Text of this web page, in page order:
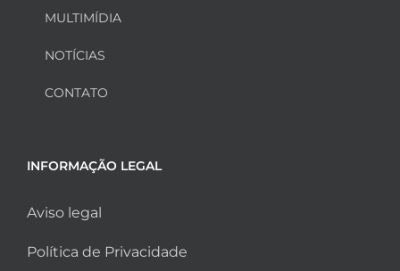
MULTIMÍDIA
NOTÍCIAS
CONTATO
INFORMAÇÃO LEGAL
Aviso legal
Política de Privacidade